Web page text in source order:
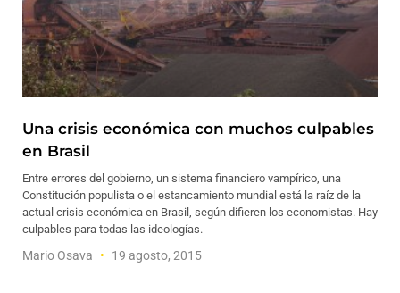
Una crisis económica con muchos culpables
en Brasil
Entre errores del gobierno, un sistema financiero vampírico, una
Constitución populista o el estancamiento mundial está la raíz de la
actual crisis económica en Brasil, según difieren los economistas. Hay
culpables para todas las ideologías.
Mario Osava 19 agosto, 2015